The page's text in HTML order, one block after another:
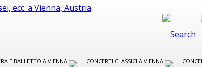
E BALLETTO A VIENNA CONCERTI CLASSICI A VIENNA